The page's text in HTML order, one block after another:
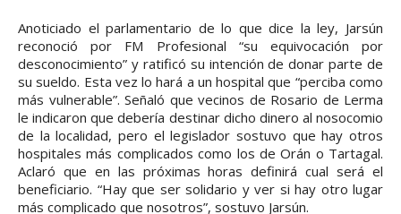
Anoticiado el parlamentario de lo que dice la ley, Jarsún
reconoció por FM Profesional “su equivocación por
desconocimiento” y ratificó su intención de donar parte de
su sueldo. Esta vez lo hará a un hospital que “perciba como
más vulnerable”. Señaló que vecinos de Rosario de Lerma
le indicaron que debería destinar dicho dinero al nosocomio
de la localidad, pero el legislador sostuvo que hay otros
hospitales más complicados como los de Orán o Tartagal.
Aclaró que en las próximas horas definirá cual será el
beneficiario. “Hay que ser solidario y ver si hay otro lugar
más complicado que nosotros”, sostuvo Jarsún.